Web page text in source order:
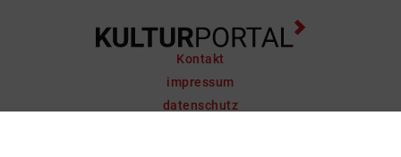
Kontakt
impressum
datenschutz